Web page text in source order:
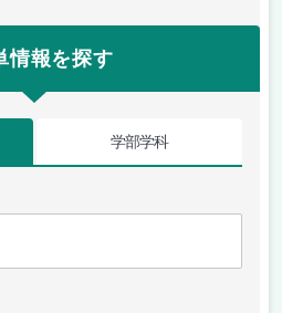
情報を探す
学部学科